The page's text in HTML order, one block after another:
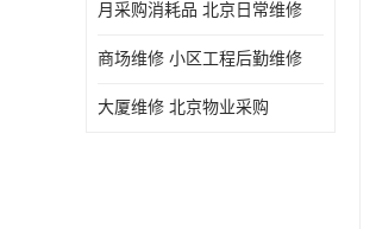
月采购消耗品 北京日常维修
商场维修 小区工程后勤维修
大厦维修 北京物业采购